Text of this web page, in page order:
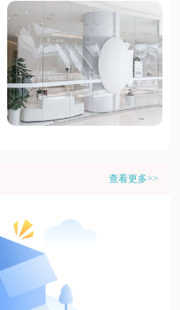
查看更多>>